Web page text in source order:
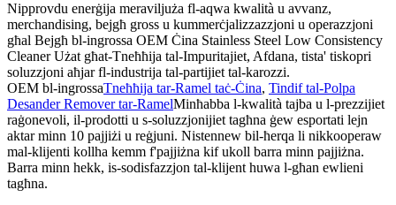
Nipprovdu enerġija meraviljuża fl-aqwa kwalità u avvanz,
merchandising, bejgħ gross u kummerċjalizzazzjoni u operazzjoni
għal Bejgħ bl-ingrossa OEM Ċina Stainless Steel Low Consistency
Cleaner Użat għat-Tneħħija tal-Impuritajiet, Afdana, tista' tiskopri
soluzzjoni aħjar fl-industrija tal-partijiet tal-karozzi.
OEM bl-ingrossaTneħħija tar-Ramel taċ-Ċina, Tindif tal-Polpa
Desander Remover tar-RamelMinħabba l-kwalità tajba u l-prezzijiet
raġonevoli, il-prodotti u s-soluzzjonijiet tagħna ġew esportati lejn
aktar minn 10 pajjiżi u reġjuni. Nistennew bil-ħerqa li nikkooperaw
mal-klijenti kollha kemm f'pajjiżna kif ukoll barra minn pajjiżna.
Barra minn hekk, is-sodisfazzjon tal-klijent huwa l-għan ewlieni
tagħna.